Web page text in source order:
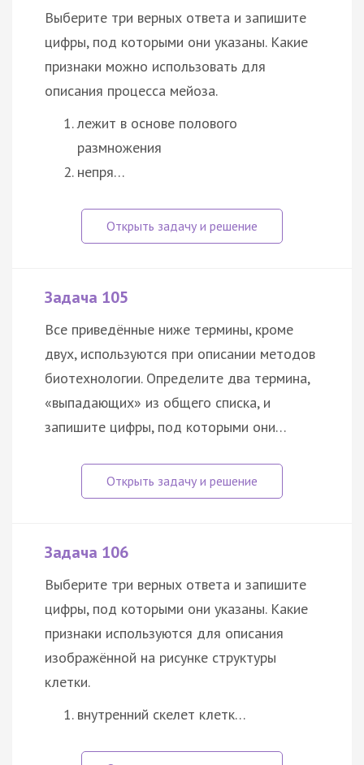
Выберите три верных ответа и запишите
цифры, под которыми они указаны. Какие
признаки можно использовать для
описания процесса мейоза.
лежит в основе полового
размножения
непря…
Задача 105
Все приведённые ниже термины, кроме
двух, используются при описании методов
биотехнологии. Определите два термина,
«выпадающих» из общего списка, и
запишите цифры, под которыми они…
Задача 106
Выберите три верных ответа и запишите
цифры, под которыми они указаны. Какие
признаки используются для описания
изображённой на рисунке структуры
клетки.
внутренний скелет клетк…